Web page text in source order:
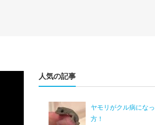
人気の記事
ヤモリがクル病にな
方！